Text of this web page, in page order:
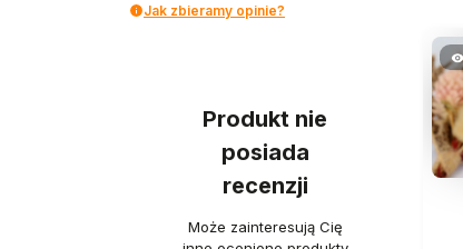
Jak zbieramy opinie?
Produkt nie
posiada
recenzji
Może zainteresują Cię